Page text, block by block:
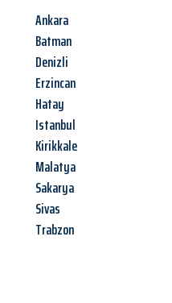
Ankara
Batman
Denizli
Erzincan
Hatay
Istanbul
Kirikkale
Malatya
Sakarya
Sivas
Trabzon